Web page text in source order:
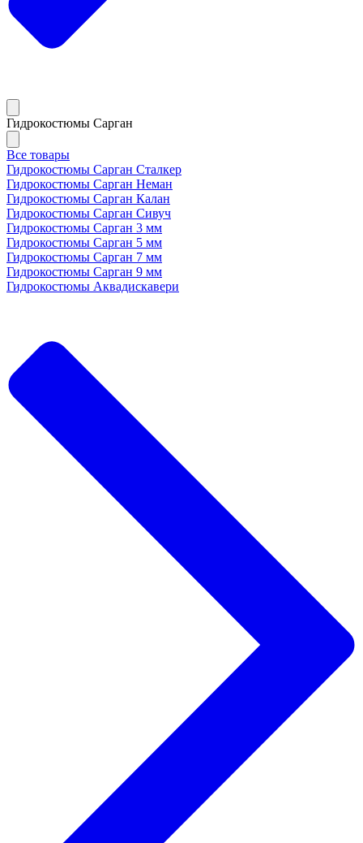
Гидрокостюмы Сарган
Все товары
Гидрокостюмы Сарган Сталкер
Гидрокостюмы Сарган Неман
Гидрокостюмы Сарган Калан
Гидрокостюмы Сарган Сивуч
Гидрокостюмы Сарган 3 мм
Гидрокостюмы Сарган 5 мм
Гидрокостюмы Сарган 7 мм
Гидрокостюмы Сарган 9 мм
Гидрокостюмы Аквадискавери